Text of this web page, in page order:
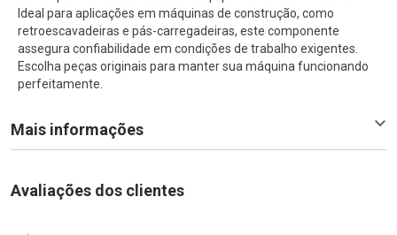
Ideal para aplicações em máquinas de construção, como
retroescavadeiras e pás-carregadeiras, este componente
assegura confiabilidade em condições de trabalho exigentes.
Escolha peças originais para manter sua máquina funcionando
perfeitamente.
Mais informações
Avaliações dos clientes